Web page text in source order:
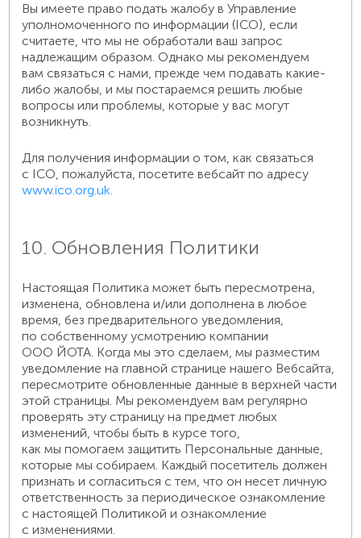
Вы имеете право подать жалобу в Управление
уполномоченного по информации (ICO), если
считаете, что мы не обработали ваш запрос
надлежащим образом. Однако мы рекомендуем
вам связаться с нами, прежде чем подавать какие-
либо жалобы, и мы постараемся решить любые
вопросы или проблемы, которые у вас могут
возникнуть.
Для получения информации о том, как связаться
с ICO, пожалуйста, посетите вебсайт по адресу
www.ico.org.uk.
10. Обновления Политики
Настоящая Политика может быть пересмотрена,
изменена, обновлена и/или дополнена в любое
время, без предварительного уведомления,
по собственному усмотрению компании
ООО ЙОТА. Когда мы это сделаем, мы разместим
уведомление на главной странице нашего Вебсайта,
пересмотрите обновленные данные в верхней части
этой страницы. Мы рекомендуем вам регулярно
проверять эту страницу на предмет любых
изменений, чтобы быть в курсе того,
как мы помогаем защитить Персональные данные,
которые мы собираем. Каждый посетитель должен
признать и согласиться с тем, что он несет личную
ответственность за периодическое ознакомление
с настоящей Политикой и ознакомление
с изменениями.